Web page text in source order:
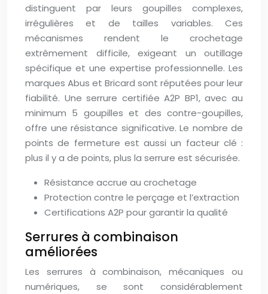
distinguent par leurs goupilles complexes,
irrégulières et de tailles variables. Ces
mécanismes rendent le crochetage
extrêmement difficile, exigeant un outillage
spécifique et une expertise professionnelle. Les
marques Abus et Bricard sont réputées pour leur
fiabilité. Une serrure certifiée A2P BP1, avec au
minimum 5 goupilles et des contre-goupilles,
offre une résistance significative. Le nombre de
points de fermeture est aussi un facteur clé :
plus il y a de points, plus la serrure est sécurisée.
Résistance accrue au crochetage
Protection contre le perçage et l’extraction
Certifications A2P pour garantir la qualité
Serrures à combinaison
améliorées
Les serrures à combinaison, mécaniques ou
numériques, se sont considérablement